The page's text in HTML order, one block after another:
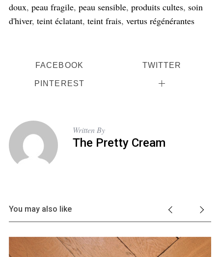
doux, peau fragile, peau sensible, produits cultes, soin
d'hiver, teint éclatant, teint frais, vertus régénérantes
FACEBOOK TWITTER
PINTEREST
Written By
The Pretty Cream
You may also like